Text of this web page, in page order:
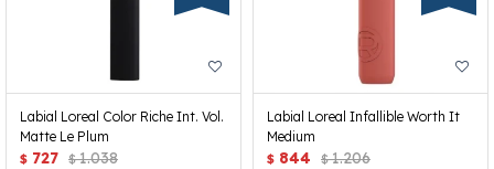
Labial Loreal Color Riche Int. Vol.
Matte Le Plum
$ 727 $ 1.038
Labial Loreal Infallible Worth It
Medium
$ 844 $ 1.206